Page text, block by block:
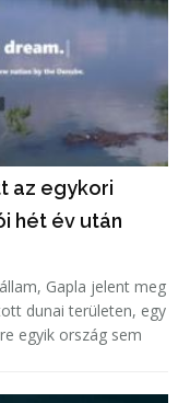
az egykori
hét év után
Gapla jelent meg
dunai területen, egy
egyik ország sem